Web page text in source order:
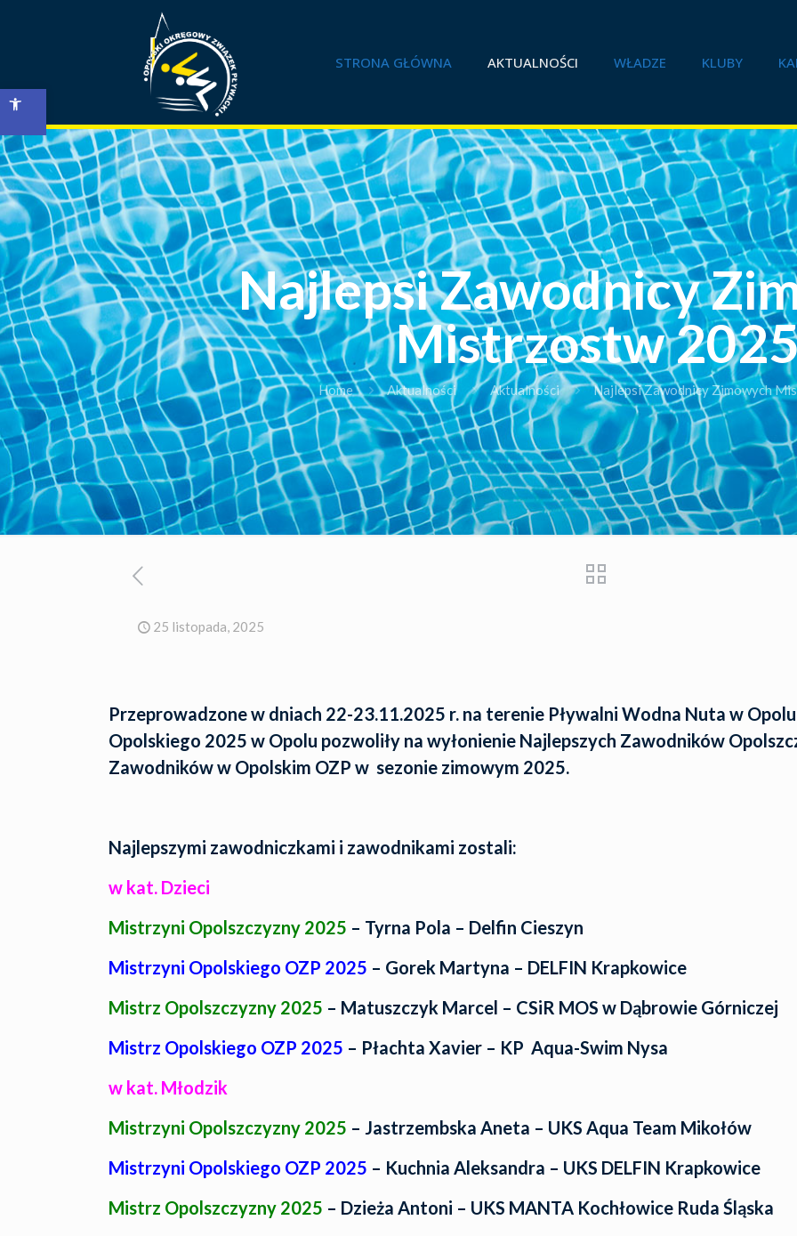
Open toolbar
STRONA GŁÓWNA AKTUALNOŚCI WŁADZE KLUBY
Najlepsi Zawodnicy
Mistrzostw
Home Aktualności Aktualności Najlepsi Zawodnicy Zimowych
25 listopada, 2025
Przeprowadzone w dniach 22-23.11.2025 r. na terenie Pływalni Wodna Nuta w
Opolskiego 2025 w Opolu pozwoliły na wyłonienie Najlepszych Zawodników
Zawodników w Opolskim OZP w sezonie zimowym 2025.
Najlepszymi zawodniczkami i zawodnikami zostali:
w kat. Dzieci
Mistrzyni Opolszczyzny 2025 – Tyrna Pola – Delfin Cieszyn
Mistrzyni Opolskiego OZP 2025 – Gorek Martyna – DELFIN Krapkowice
Mistrz Opolszczyzny 2025 – Matuszczyk Marcel – CSiR MOS w Dąbrowie Górniczej
Mistrz Opolskiego OZP 2025 – Płachta Xavier – KP Aqua-Swim Nysa
w kat. Młodzik
Mistrzyni Opolszczyzny 2025 – Jastrzembska Aneta – UKS Aqua Team Mikołów
Mistrzyni Opolskiego OZP 2025 – Kuchnia Aleksandra – UKS DELFIN Krapkowice
Mistrz Opolszczyzny 2025 – Dzieża Antoni – UKS MANTA Kochłowice Ruda Śląska